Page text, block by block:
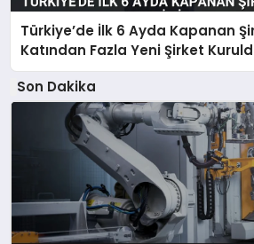
Türkiye’de İlk 6 Ayda Kapanan
Katından Fazla Yeni Şirket
Son Dakika